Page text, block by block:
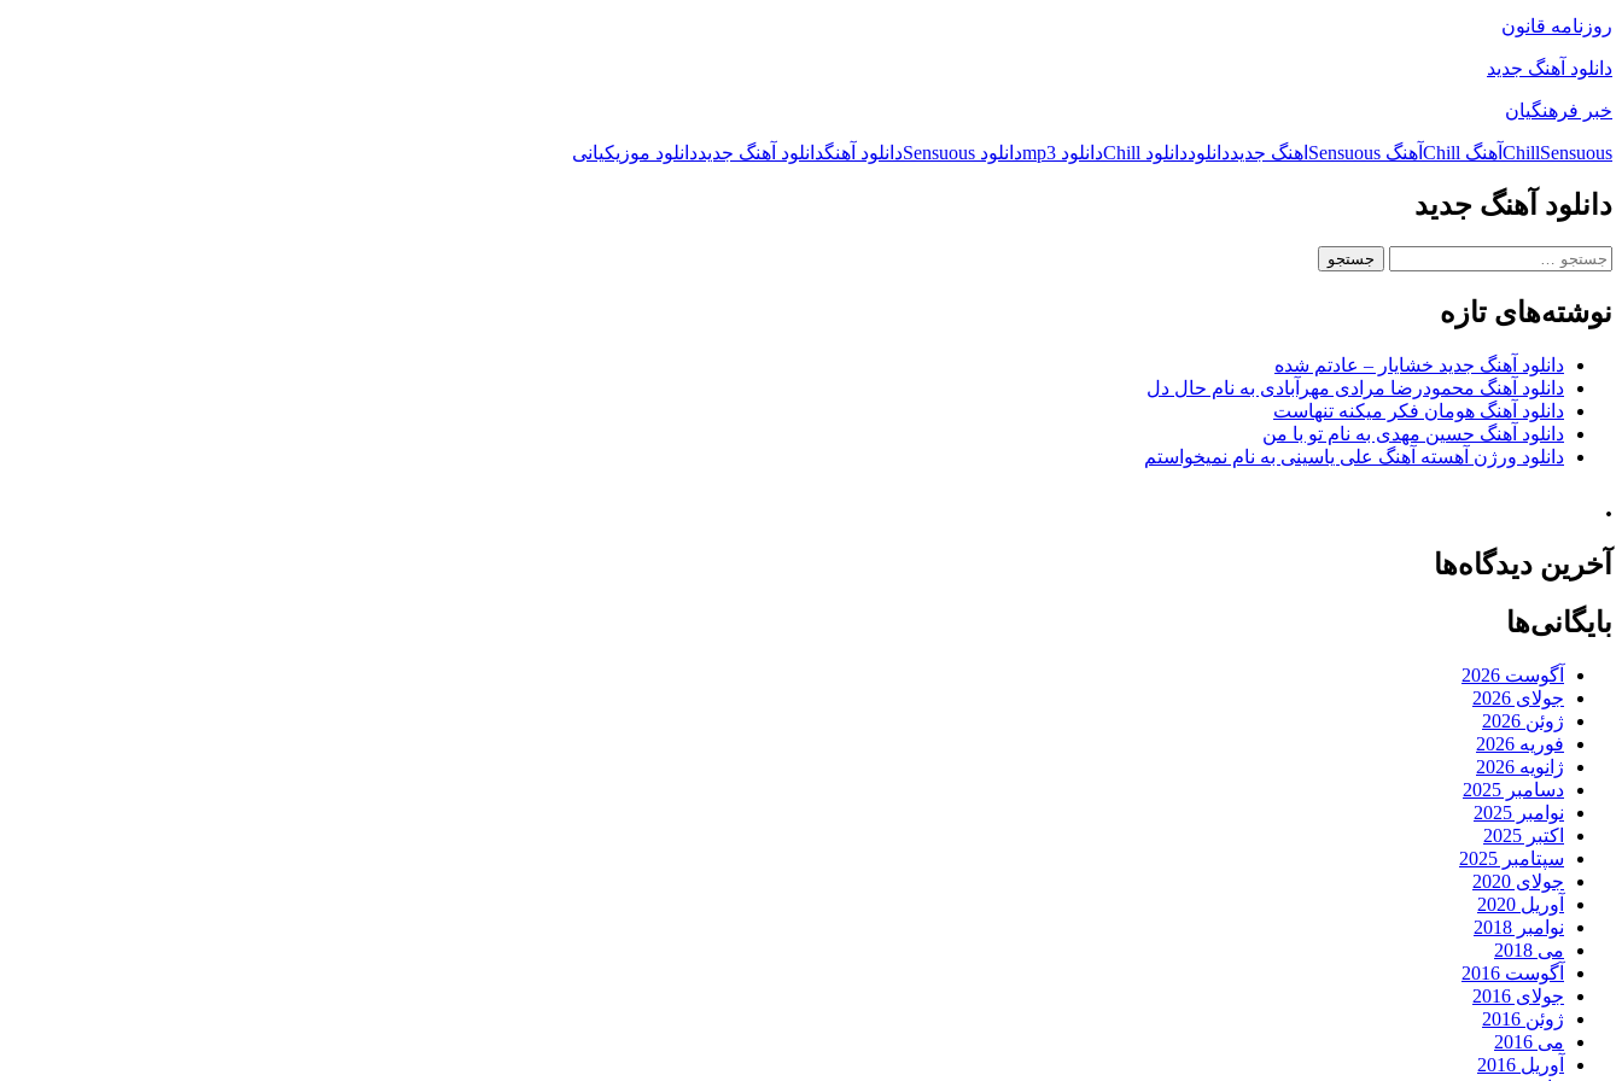
روزنامه قانون
دانلود آهنگ جدید
خبر فرهنگیان
ChillSensuous آهنگ Chill آهنگ Sensuous اهنگ جدیددانلوددانلود Chill دانلود mp3 دانلود Sensuous دانلود آهنگدانلود آهنگ جدیددانلود موزیکیانی
دانلود آهنگ جدید
جستجو
نوشته‌های تازه
دانلود آهنگ جدید خشایار – عادتم شده
دانلود آهنگ محمودرضا مرادی مهرآبادی به نام حال دل
دانلود آهنگ هومان فکر میکنه تنهاست
دانلود آهنگ حسین مهدی به نام تو با من
دانلود ورژن آهسته آهنگ علی یاسینی به نام نمیخواستم
.
آخرین دیدگاه‌ها
بایگانی‌ها
آگوست 2026
جولای 2026
ژوئن 2026
فوریه 2026
ژانویه 2026
دسامبر 2025
نوامبر 2025
اکتبر 2025
سپتامبر 2025
جولای 2020
آوریل 2020
نوامبر 2018
می 2018
آگوست 2016
جولای 2016
ژوئن 2016
می 2016
آوریل 2016